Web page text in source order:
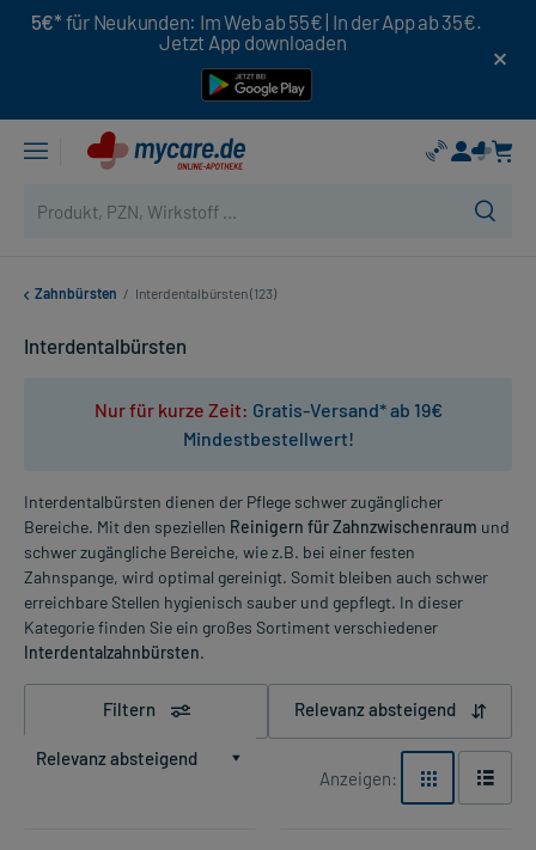
5€* für Neukunden: Im Web ab 55€ | In der App ab 35€.
Jetzt App downloaden
Zahnbürsten / Interdentalbürsten (123)
Interdentalbürsten
Nur für kurze Zeit: Gratis-Versand* ab 19€
Mindestbestellwert!
Interdentalbürsten dienen der Pflege schwer zugänglicher
Bereiche. Mit den speziellen Reinigern für Zahnzwischenraum und
schwer zugängliche Bereiche, wie z.B. bei einer festen
Zahnspange, wird optimal gereinigt. Somit bleiben auch schwer
erreichbare Stellen hygienisch sauber und gepflegt. In dieser
Kategorie finden Sie ein großes Sortiment verschiedener
Interdentalzahnbürsten.
Filtern Relevanz absteigend
Relevanz absteigend
Anzeigen: